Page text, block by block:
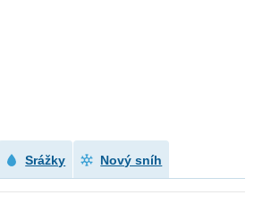
Srážky Nový sníh